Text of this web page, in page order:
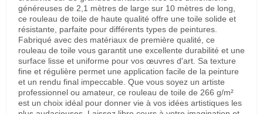
généreuses de 2,1 mètres de large sur 10 mètres de long,
ce rouleau de toile de haute qualité offre une toile solide et
résistante, parfaite pour différents types de peintures.
Fabriqué avec des matériaux de première qualité, ce
rouleau de toile vous garantit une excellente durabilité et une
surface lisse et uniforme pour vos œuvres d'art. Sa texture
fine et régulière permet une application facile de la peinture
et un rendu final impeccable. Que vous soyez un artiste
professionnel ou amateur, ce rouleau de toile de 266 g/m²
est un choix idéal pour donner vie à vos idées artistiques les